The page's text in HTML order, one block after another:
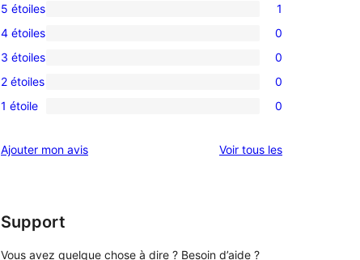
1
avis
à
5
étoile
5 étoiles 1
0
avis
à
4
4 étoiles 0
0
avis
à
étoile
3 étoiles 0
0
avis
2
2 étoiles 0
0
à
1 étoile 0
Ajouter mon avis Voir tous lesavis
Support
Vous avez quelque chose à dire ? Besoin d’aide ?